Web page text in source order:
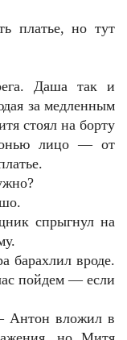
платье, но тут
Даша так и
за медленным
стоял на борту
лицо — от
спрыгнул на
барахлил вроде.
пойдем — если
Антон вложил в